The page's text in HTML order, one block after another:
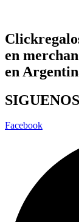
en
en
Facebook